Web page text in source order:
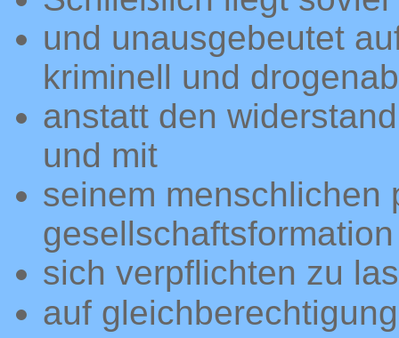
und unausgebeutet
kriminell und
anstatt den
und mit
seinem
gesellschaftsformation
sich verpflichten zu
auf